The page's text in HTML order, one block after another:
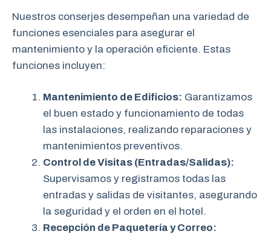
Nuestros conserjes desempeñan una variedad de
funciones esenciales para asegurar el
mantenimiento y la operación eficiente. Estas
funciones incluyen:
Mantenimiento de Edificios: Garantizamos
el buen estado y funcionamiento de todas
las instalaciones, realizando reparaciones y
mantenimientos preventivos.
Control de Visitas (Entradas/Salidas):
Supervisamos y registramos todas las
entradas y salidas de visitantes, asegurando
la seguridad y el orden en el hotel.
Recepción de Paquetería y Correo: